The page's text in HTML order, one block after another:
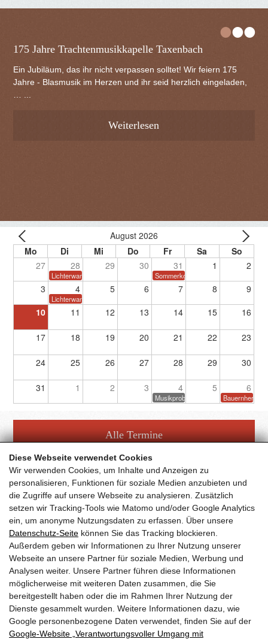
Diese Webseite verwendet Cookies
Wir verwenden Cookies, um Inhalte und Anzeigen zu
personalisieren, Funktionen für soziale Medien anzubieten und
die Zugriffe auf unsere Webseite zu analysieren. Zusätzlich
setzen wir Tracking-Tools wie Matomo und/oder Google Analytics
ein, um anonyme Nutzungsdaten zu erfassen. Über unsere
Datenschutz-Seite können Sie das Tracking blockieren.
Außerdem geben wir Informationen zu Ihrer Nutzung unserer
Webseite an unsere Partner für soziale Medien, Werbung und
Analysen weiter. Unsere Partner führen diese Informationen
möglicherweise mit weiteren Daten zusammen, die Sie
bereitgestellt haben oder die im Rahmen Ihrer Nutzung der
Dienste gesammelt wurden. Weitere Informationen dazu, wie
Google personenbezogene Daten verwendet, finden Sie auf der
Google‑Website „Verantwortungsvoller Umgang mit
•••
175 Jahre Trachtenmusikkapelle Taxenbach
Ein Jubiläum, das ihr nicht verpassen solltet! Wir feiern 175
Jahre - Blasmusik im Herzen und ihr seid herzlich eingeladen,
… ...
Weiterlesen
August 2026
27 28 29 30 31 1 2
Lichterwanderung Sommerkonzert
3 4 5 6 7 8 9
Lichterwanderung
10 11 12 13 14 15 16
17 18 19 20 21 22 23
24 25 26 27 28 29 30
31 1 2 3 4 5 6
Musikprobe
Alle Termine
Facebook Fanpage
YouTube Channel
Trachtenmusikkapelle Taxenbach
Obfrau:Andrea Hofer
Gschwandtnerberg 21
5660Taxenbach